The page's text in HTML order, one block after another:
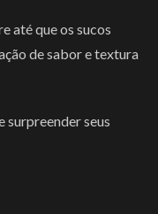
até que os sucos
de sabor e textura
surpreender seus